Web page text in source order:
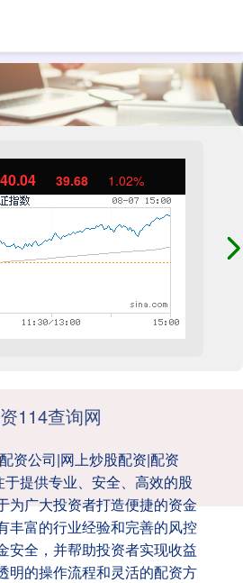
39.68 1.02%
114查询网
资公司|网上炒股配资|配资
提供专业、安全、高效的股
为广大投资者打造便捷的资金
丰富的行业经验和完善的风控
安全，并帮助投资者实现收益
明的操作流程和灵活的配资方